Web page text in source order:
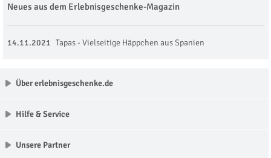
Neues aus dem Erlebnisgeschenke-Magazin
14.11.2021 Tapas - Vielseitige Häppchen aus Spanien
Über erlebnisgeschenke.de
Hilfe & Service
Unsere Partner